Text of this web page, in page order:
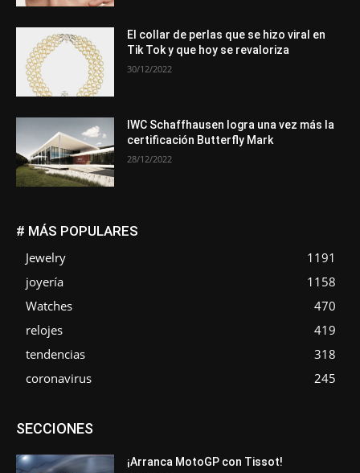
El collar de perlas que se hizo viral en
Tik Tok y que hoy se revaloriza
30/12/2022
IWC Schaffhausen logra una vez más la
certificación Butterfly Mark
28/12/2022
# MÁS POPULARES
Jewelry
1191
joyería
1158
Watches
470
relojes
419
tendencias
318
coronavirus
245
SECCIONESAsociaciones
Novedades
Opiniones Premios Secciones
¡Arranca MotoGP con Tissot!